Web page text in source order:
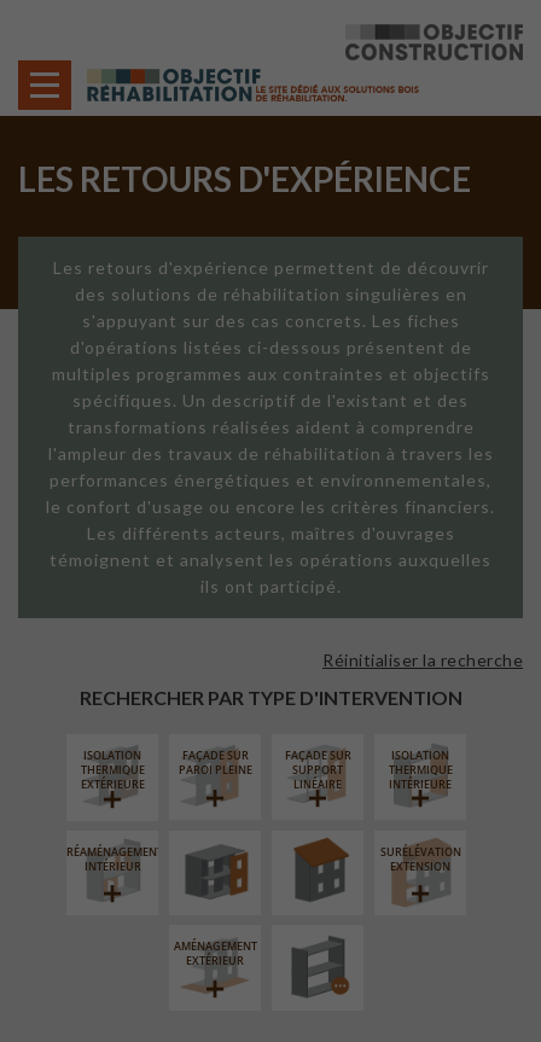
LES RETOURS D'EXPÉRIENCE
Les retours d'expérience permettent de découvrir
des solutions de réhabilitation singulières en
s'appuyant sur des cas concrets. Les fiches
d'opérations listées ci-dessous présentent de
multiples programmes aux contraintes et objectifs
spécifiques. Un descriptif de l'existant et des
transformations réalisées aident à comprendre
l'ampleur des travaux de réhabilitation à travers les
performances énergétiques et environnementales,
le confort d'usage ou encore les critères financiers.
Les différents acteurs, maîtres d'ouvrages
témoignent et analysent les opérations auxquelles
ils ont participé.
RECHERCHER PAR TYPE D'INTERVENTION
Réinitialiser la recherche
ISOLATION
THERMIQUE
EXTÉRIEURE
FAÇADE SUR
PAROI PLEINE
FAÇADE SUR
SUPPORT
LINÉAIRE
ISOLATION
THERMIQUE
INTÉRIEURE
RÉAMÉNAGEMENT
INTÉRIEUR
FERMETURE
LOGGIAS
RÉFECTION DES
TOITURES
SURÉLÉVATION
EXTENSION
AMÉNAGEMENT
EXTÉRIEUR
PROCÉDÉ
PARTICULIER